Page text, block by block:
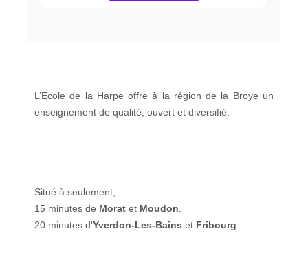
L’Ecole de la Harpe offre à la région de la Broye un
enseignement de qualité, ouvert et diversifié.
Situé à seulement,
15 minutes de Morat et Moudon
20 minutes d'Yverdon-Les-Bains et Fribourg